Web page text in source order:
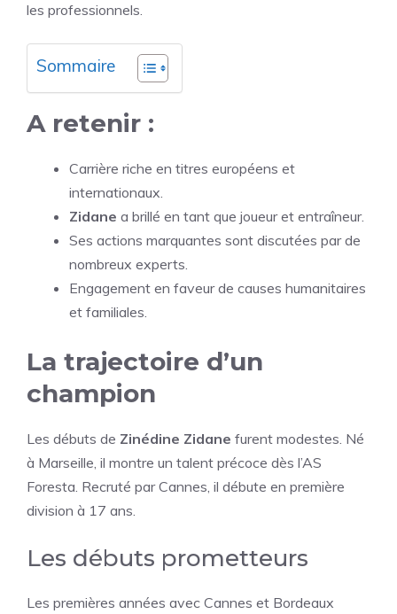
les professionnels.
Sommaire
A retenir :
Carrière riche en titres européens et
internationaux.
Zidane a brillé en tant que joueur et entraîneur.
Ses actions marquantes sont discutées par de
nombreux experts.
Engagement en faveur de causes humanitaires
et familiales.
La trajectoire d’un
champion
Les débuts de Zinédine Zidane furent modestes. Né
à Marseille, il montre un talent précoce dès l’AS
Foresta. Recruté par Cannes, il débute en première
division à 17 ans.
Les débuts prometteurs
Les premières années avec Cannes et Bordeaux